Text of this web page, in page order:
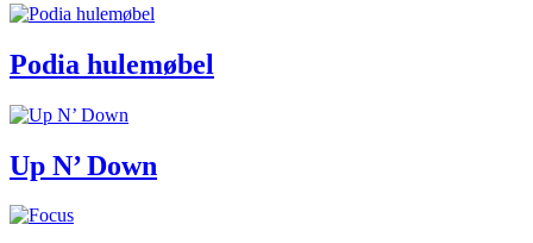
Podia hulemøbel
Up N’ Down